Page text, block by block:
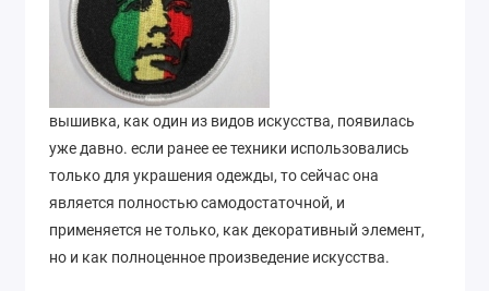
вышивка, как один из видов искусства, появилась
уже давно. если ранее ее техники использовались
только для украшения одежды, то сейчас она
является полностью самодостаточной, и
применяется не только, как декоративный элемент,
но и как полноценное произведение искусства.